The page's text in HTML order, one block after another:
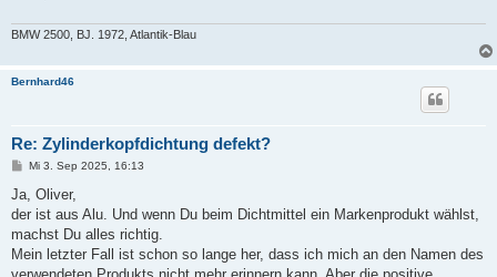
BMW 2500, BJ. 1972, Atlantik-Blau
Bernhard46
Re: Zylinderkopfdichtung defekt?
B
i
r
a
Mi 3. Sep 2025, 16:13
Ja, Oliver,
der ist aus Alu. Und wenn Du beim Dichtmittel ein Markenprodukt wählst,
machst Du alles richtig.
Mein letzter Fall ist schon so lange her, dass ich mich an den Namen des